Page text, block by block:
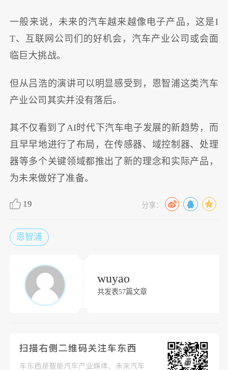
一般来说，未来的汽车越来越像电子产品，这是I
T、互联网公司们的好机会，汽车产业公司或会面
临巨大挑战。
但从吕浩的演讲可以明显感受到，恩智浦这类汽车
产业公司其实并没有落后。
其不仅看到了AI时代下汽车电子发展的新趋势，而
且早早地进行了布局，在传感器、域控制器、处理
器等多个关键领域都推出了新的理念和实际产品，
为未来做好了准备。
19 分享：
恩智浦
wuyao
共发表57篇文章